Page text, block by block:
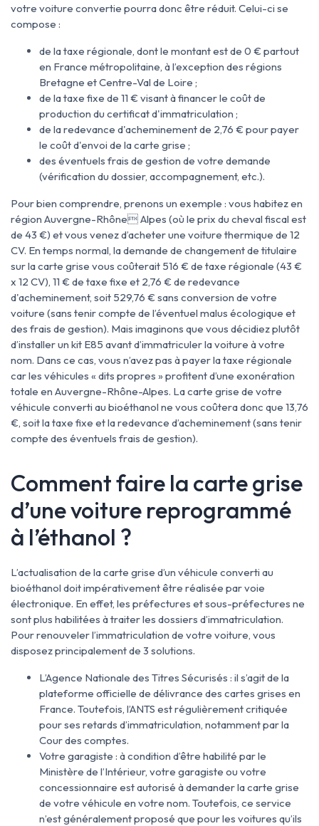
votre voiture convertie pourra donc être réduit. Celui-ci se
compose :
de la taxe régionale, dont le montant est de 0 € partout
en France métropolitaine, à l’exception des régions
Bretagne et Centre-Val de Loire ;
de la taxe fixe de 11 € visant à financer le coût de
production du certificat d'immatriculation ;
de la redevance d'acheminement de 2,76 € pour payer
le coût d'envoi de la carte grise ;
des éventuels frais de gestion de votre demande
(vérification du dossier, accompagnement, etc.).
Pour bien comprendre, prenons un exemple : vous habitez en
région Auvergne-Rhône Alpes (où le prix du cheval fiscal est
de 43 €) et vous venez d’acheter une voiture thermique de 12
CV. En temps normal, la demande de changement de titulaire
sur la carte grise vous coûterait 516 € de taxe régionale (43 €
x 12 CV), 11 € de taxe fixe et 2,76 € de redevance
d'acheminement, soit 529,76 € sans conversion de votre
voiture (sans tenir compte de l’éventuel malus écologique et
des frais de gestion). Mais imaginons que vous décidiez plutôt
d’installer un kit E85 avant d’immatriculer la voiture à votre
nom. Dans ce cas, vous n’avez pas à payer la taxe régionale
car les véhicules « dits propres » profitent d’une exonération
totale en Auvergne-Rhône-Alpes. La carte grise de votre
véhicule converti au bioéthanol ne vous coûtera donc que 13,76
€, soit la taxe fixe et la redevance d’acheminement (sans tenir
compte des éventuels frais de gestion).
Comment faire la carte grise
d’une voiture reprogrammé
à l’éthanol ?
L’actualisation de la carte grise d’un véhicule converti au
bioéthanol doit impérativement être réalisée par voie
électronique. En effet, les préfectures et sous-préfectures ne
sont plus habilitées à traiter les dossiers d’immatriculation.
Pour renouveler l’immatriculation de votre voiture, vous
disposez principalement de 3 solutions.
L’Agence Nationale des Titres Sécurisés : il s’agit de la
plateforme officielle de délivrance des cartes grises en
France. Toutefois, l’ANTS est régulièrement critiquée
pour ses retards d’immatriculation, notamment par la
Cour des comptes.
Votre garagiste : à condition d’être habilité par le
Ministère de l’Intérieur, votre garagiste ou votre
concessionnaire est autorisé à demander la carte grise
de votre véhicule en votre nom. Toutefois, ce service
n’est généralement proposé que pour les voitures qu’ils